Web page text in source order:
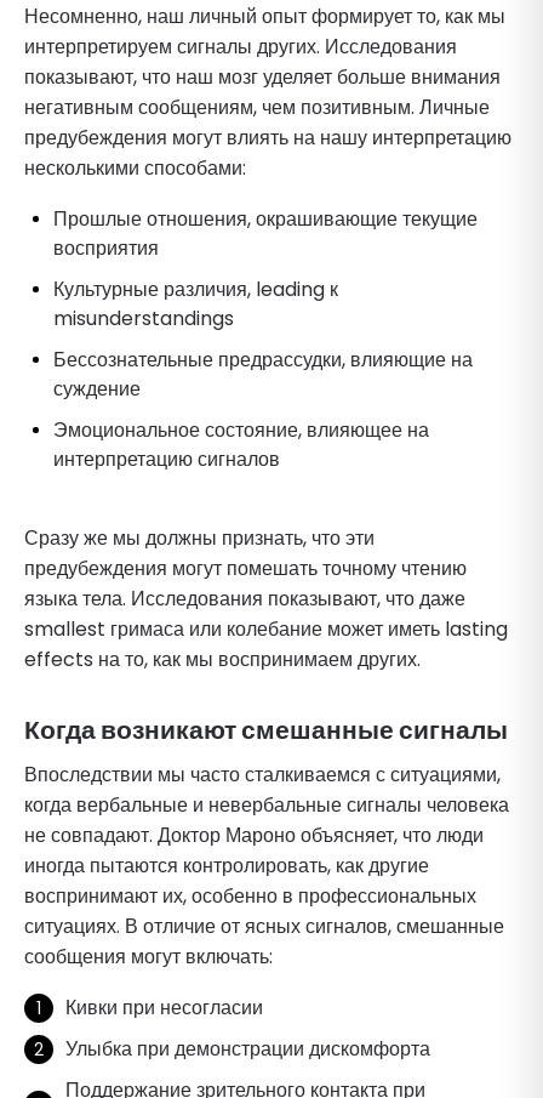
Несомненно, наш личный опыт формирует то, как мы
интерпретируем сигналы других. Исследования
показывают, что наш мозг уделяет больше внимания
негативным сообщениям, чем позитивным. Личные
предубеждения могут влиять на нашу интерпретацию
несколькими способами:
Прошлые отношения, окрашивающие текущие
восприятия
Культурные различия, leading к
misunderstandings
Бессознательные предрассудки, влияющие на
суждение
Эмоциональное состояние, влияющее на
интерпретацию сигналов
Сразу же мы должны признать, что эти
предубеждения могут помешать точному чтению
языка тела. Исследования показывают, что даже
smallest гримаса или колебание может иметь lasting
effects на то, как мы воспринимаем других.
Когда возникают смешанные сигналы
Впоследствии мы часто сталкиваемся с ситуациями,
когда вербальные и невербальные сигналы человека
не совпадают. Доктор Мароно объясняет, что люди
иногда пытаются контролировать, как другие
воспринимают их, особенно в профессиональных
ситуациях. В отличие от ясных сигналов, смешанные
сообщения могут включать:
Кивки при несогласии
Улыбка при демонстрации дискомфорта
Поддержание зрительного контакта при